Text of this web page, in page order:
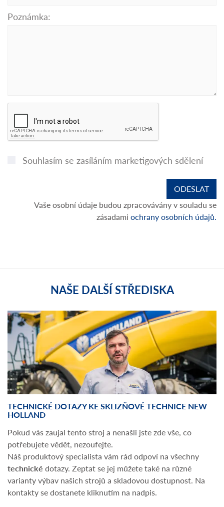
Poznámka:
Souhlasím se zasíláním marketigových sdělení
Vaše osobní údaje budou zpracovávány v souladu se
zásadami ochrany osobních údajů.
NAŠE DALŠÍ STŘEDISKA
TECHNICKÉ DOTAZY KE SKLIZŇOVÉ TECHNICE NEW
HOLLAND
Pokud vás zaujal tento stroj a nenašli jste zde vše, co
potřebujete vědět, nezoufejte.
Náš produktový specialista vám rád odpoví na všechny
technické dotazy. Zeptat se jej můžete také na různé
varianty výbav našich strojů a skladovou dostupnost. Na
kontakty se dostanete kliknutím na nadpis.